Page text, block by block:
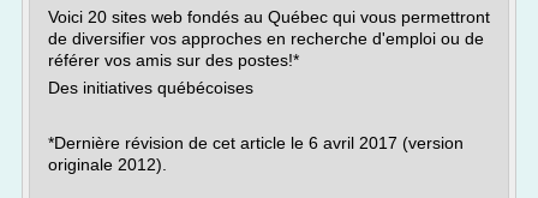
Voici 20 sites web fondés au Québec qui vous permettront
de diversifier vos approches en recherche d'emploi ou de
référer vos amis sur des postes!*
Des initiatives québécoises
*Dernière révision de cet article le 6 avril 2017 (version
originale 2012).